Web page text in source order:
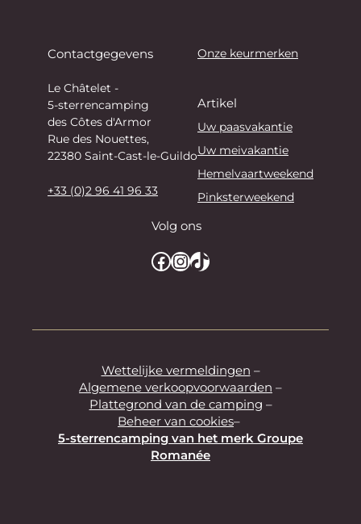
Contactgegevens
Le Châtelet -
5-sterrencamping
des Côtes d'Armor
Rue des Nouettes,
22380 Saint-Cast-le-Guildo
+33 (0)2 96 41 96 33
Onze keurmerken
Artikel
Uw paasvakantie
Uw meivakantie
Hemelvaartweekend
Pinksterweekend
Volg ons
Facebook InstagramTikTok
Wettelijke vermeldingen –
Algemene verkoopvoorwaarden –
Plattegrond van de camping –
Beheer van cookies–
5-sterrencamping van het merk Groupe
Romanée